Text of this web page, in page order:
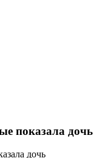
показала дочь